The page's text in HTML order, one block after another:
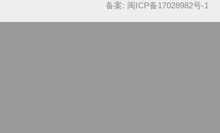
备案: 闽ICP备17028982号-1